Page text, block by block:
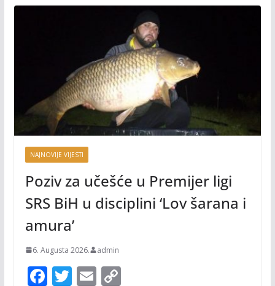
NAJNOVIJE VIJESTI
Poziv za učešće u Premijer ligi
SRS BiH u disciplini ‘Lov šarana i
amura’
6. Augusta 2026. admin
F T E C